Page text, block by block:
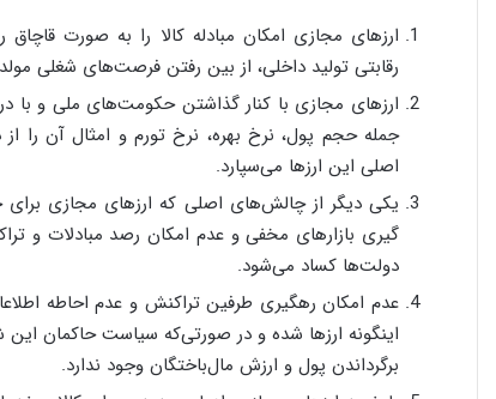
ارزهای مجازی امکان مبادله کالا را به صورت
رقابتی تولید داخلی، از بین رفتن فرصت­‌های شغلی
ارزهای مجازی با کنار گذاشتن حکومت­‌های ملی و با
جمله حجم پول، نرخ بهره، نرخ تورم و امثال آن
اصلی این ارزها می­‌سپارد.
یکی دیگر از چالش­‌های اصلی که ارزهای مجازی
گیری بازارهای مخفی و عدم امکان رصد مبادلات و
دولت‌­ها کساد می­‌شود.
عدم امکان رهگیری طرفین تراکنش و عدم احاطه
این­گونه ارزها شده و در صورتی­‌که سیاست حاکمان این
برگرداندن پول و ارزش مال­‌باختگان وجود ندارد.